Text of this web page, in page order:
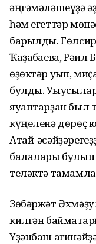
әңгәмәләшеүҙә
һәм егеттәр
барылды.
Ҡаҙаҡбаева,
өҙөктәр уҡып,
булды.
яуаптарҙан был
күңеленә
Атай-
балалары булып
теләктә
Зөбәржәт
килгән
Үҙәнбаш